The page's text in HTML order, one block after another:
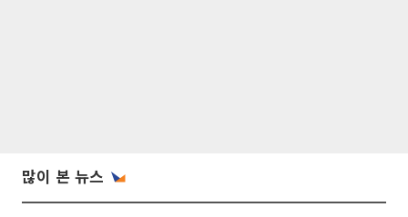
많이 본 뉴스